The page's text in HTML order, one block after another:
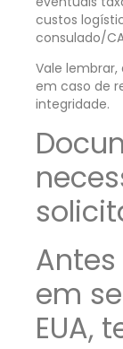
custos
consulado/
Vale
em caso de
integridade.
em
EUA,